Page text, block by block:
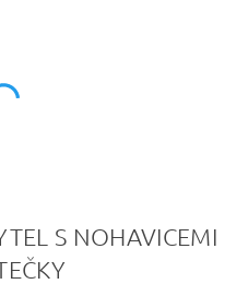
S NOHAVICEMI